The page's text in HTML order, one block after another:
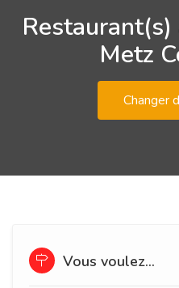
Metz
Changer
Vous voulez...